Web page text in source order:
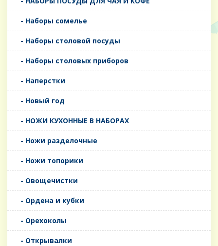
- Наборы сомелье
- Наборы столовой посуды
- Наборы столовых приборов
- Наперстки
- Новый год
- НОЖИ КУХОННЫЕ В НАБОРАХ
- Ножи разделочные
- Ножи топорики
- Овощечистки
- Ордена и кубки
- Орехоколы
- Открывалки